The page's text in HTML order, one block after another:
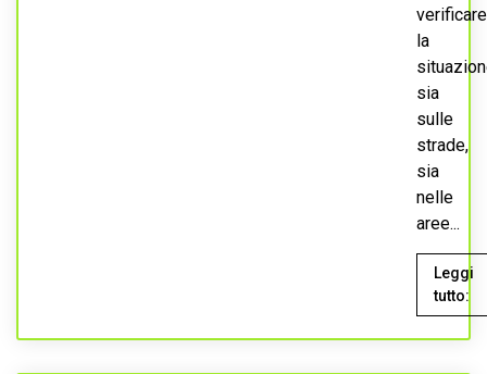
verificare
la
sia
sulle
strade,
sia
nelle
aree...
Leggi
tutto: